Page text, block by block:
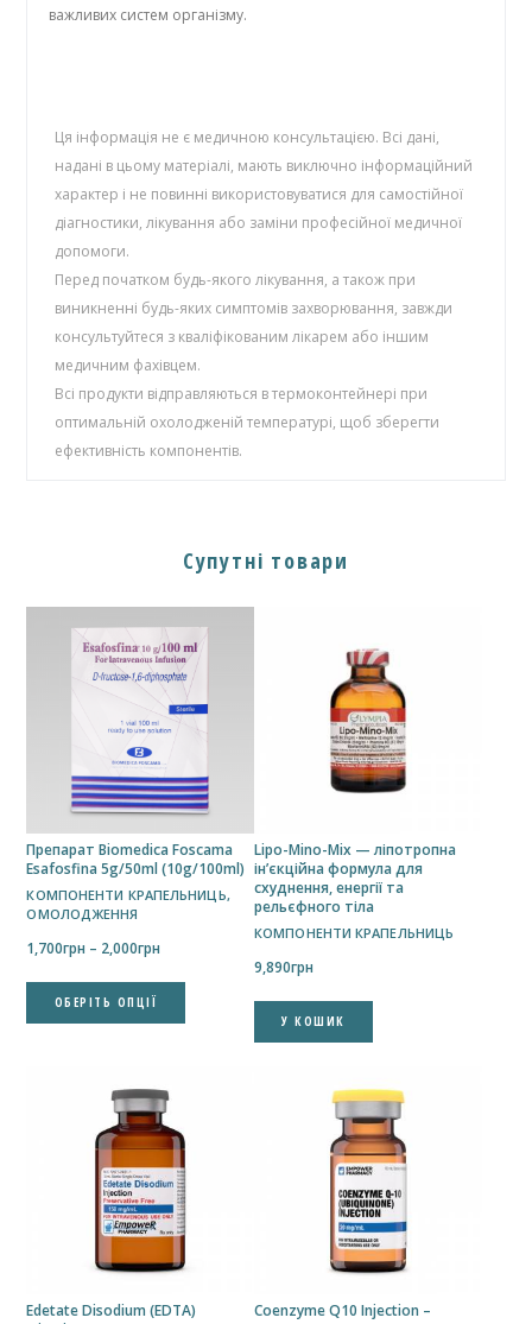
важливих систем організму.
Ця інформація не є медичною консультацією. Всі дані,
надані в цьому матеріалі, мають виключно інформаційний
характер і не повинні використовуватися для самостійної
діагностики, лікування або заміни професійної медичної
допомоги.
Перед початком будь-якого лікування, а також при
виникненні будь-яких симптомів захворювання, завжди
консультуйтеся з кваліфікованим лікарем або іншим
медичним фахівцем.
Всі продукти відправляються в термоконтейнері при
оптимальній охолодженій температурі, щоб зберегти
ефективність компонентів.
Супутні товари
Препарат Biomedica Foscama
Esafosfina 5g/50ml (10g/100ml)
КОМПОНЕНТИ КРАПЕЛЬНИЦЬ,
ОМОЛОДЖЕННЯ
1,700грн – 2,000грн
through
ОБЕРІТЬ ОПЦІЇ
можна
вибрати
на
сторінці
товару
Lipo-Mino-Mix — ліпотропна
ін’єкційна формула для
схуднення, енергії та
рельєфного тіла
КОМПОНЕНТИ КРАПЕЛЬНИЦЬ
9,890грн
У КОШИК
Edetate Disodium (EDTA)
Coenzyme Q10 Injection –